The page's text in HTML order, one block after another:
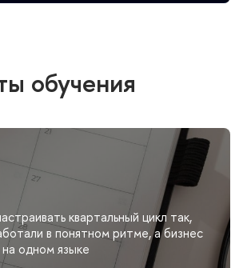
обучения
квартальный цикл так,
в понятном ритме, а бизнес
одном языке